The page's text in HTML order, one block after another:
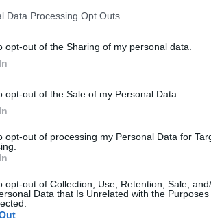
Data Processing Opt Outs
opt-out of the Sharing of my personal data.
opt-out of the Sale of my Personal Data.
opt-out of processing my Personal Data for
opt-out of Collection, Use, Retention, Sale,
Data that Is Unrelated with the
(Δεδομένα → Επεξεργασία →
η εκσφαλμάτωση
σχετικά με μαύρο κουτί
τρόπου λειτουργίας του
αποστηθίσει τον αλγόριθμο
(δεν επιτρέπονται
με τις ενδεικτικές
το κενό (2) σωστή απάντηση
εξίσου σωστά αν στο
ενώ και στο κενό (2) ο